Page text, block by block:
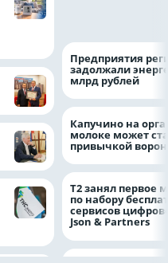
Предприятия
задолжали
млрд рублей
Капучино на
молоке может
привычкой
Т2 занял первое
по набору
сервисов
Json & Partners